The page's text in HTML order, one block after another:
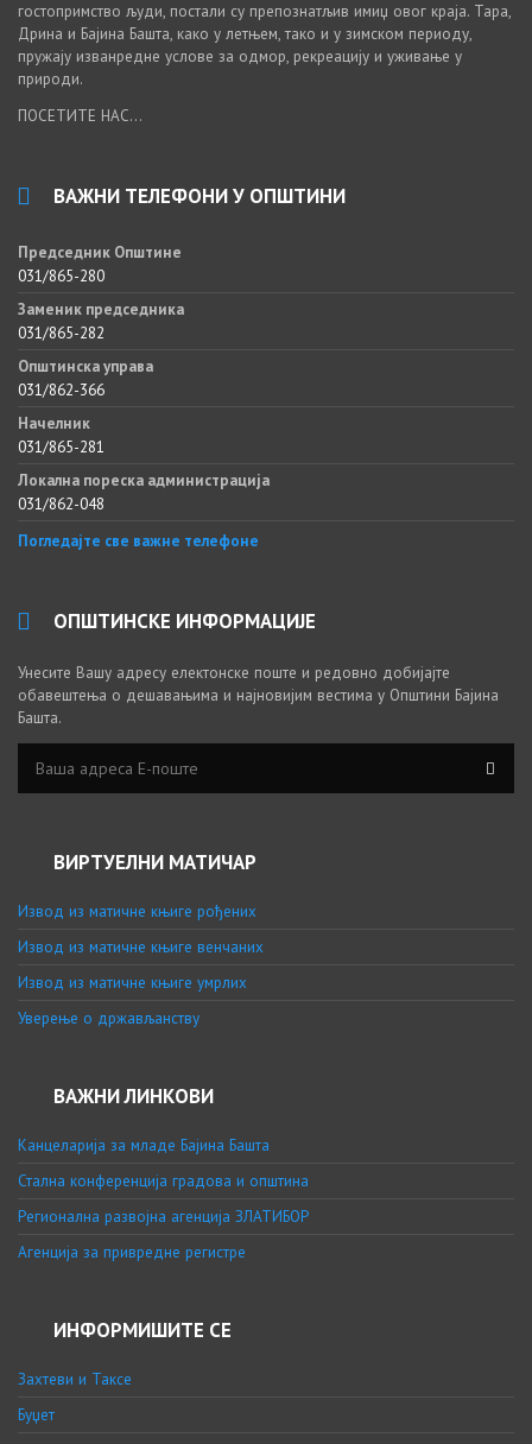
гостопримство људи, постали су препознатљив имиџ овог краја. Тара,
Дрина и Бајина Башта, како у летњем, тако и у зимском периоду,
пружају изванредне услове за одмор, рекреацију и уживање у
природи.
ПОСЕТИТЕ НАС...
ВАЖНИ ТЕЛЕФОНИ У ОПШТИНИ
Председник Општине
031/865-280
Заменик председника
031/865-282
Општинска управа
031/862-366
Начелник
031/865-281
Локална пореска администрација
031/862-048
Погледајте све важне телефоне
ОПШТИНСКЕ ИНФОРМАЦИЈЕ
Унесите Вашу адресу електонске поште и редовно добијајте
обавештења о дешавањима и најновијим вестима у Општини Бајина
Башта.
ВИРТУЕЛНИ МАТИЧАР
Извод из матичне књиге рођених
Извод из матичне књиге венчаних
Извод из матичне књиге умрлих
Уверење о држављанству
ВАЖНИ ЛИНКОВИ
Канцеларија за младе Бајина Башта
Стална конференција градова и општина
Регионална развојна агенција ЗЛАТИБОР
Агенција за привредне регистре
ИНФОРМИШИТЕ СЕ
Захтеви и Таксе
Буџет